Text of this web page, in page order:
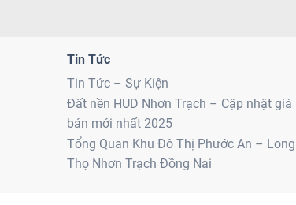
Tin Tức
Tin Tức – Sự Kiện
Đất nền HUD Nhơn Trạch – Cập nhật giá
bán mới nhất 2025
Tổng Quan Khu Đô Thị Phước An – Long
Thọ Nhơn Trạch Đồng Nai